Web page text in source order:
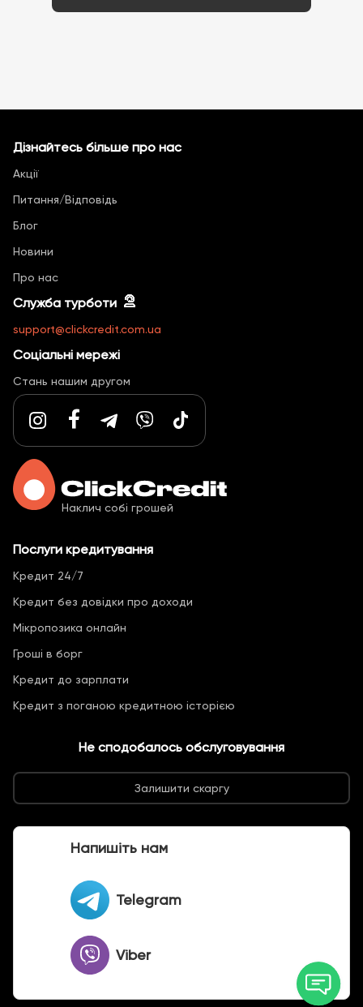
Дізнайтесь більше про нас
Акції
Питання/Відповідь
Блог
Новини
Про нас
Служба турботи
support@clickcredit.com.ua
Соціальні мережі
Стань нашим другом
Наклич собі грошей
Послуги кредитування
Кредит 24/7
Кредит без довідки про доходи
Мікропозика онлайн
Гроші в борг
Кредит до зарплати
Кредит з поганою кредитною історією
Не сподобалось обслуговування
Залишити скаргу
Напишіть нам
Telegram
Viber